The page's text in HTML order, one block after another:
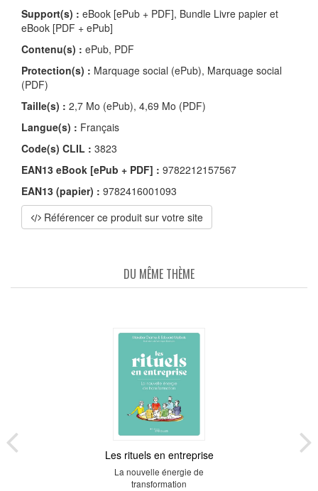
Support(s) : eBook [ePub + PDF], Bundle Livre papier et
eBook [PDF + ePub]
Contenu(s) : ePub, PDF
Protection(s) : Marquage social (ePub), Marquage social
(PDF)
Taille(s) : 2,7 Mo (ePub), 4,69 Mo (PDF)
Langue(s) : Français
Code(s) CLIL : 3823
EAN13 eBook [ePub + PDF] : 9782212157567
EAN13 (papier) : 9782416001093
Référencer ce produit sur votre site
DU MÊME THÈME
Les rituels en entreprise
La nouvelle énergie de
transformation